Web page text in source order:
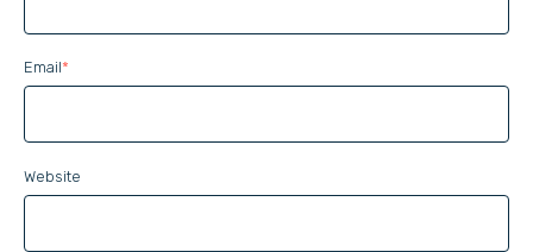
Email*
Website